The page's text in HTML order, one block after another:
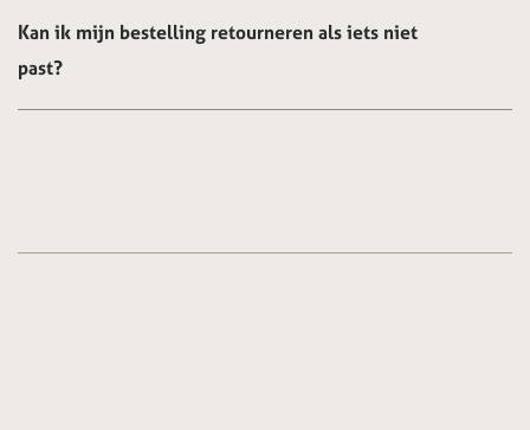
Kan ik mijn bestelling retourneren als iets niet
past?